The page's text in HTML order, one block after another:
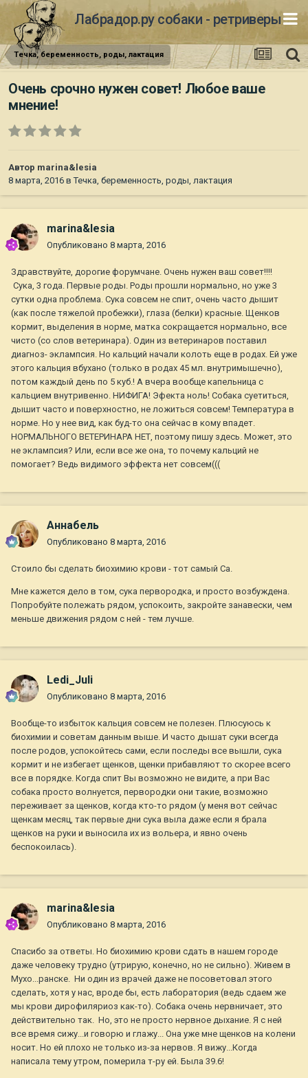
Лабрадор.ру собаки - ретриверы
Течка, беременность, роды, лактация
Очень срочно нужен совет! Любое ваше
мнение!
Автор marina&lesia
8 марта, 2016 вТечка, беременность, роды, лактация
marina&lesia
Опубликовано 8 марта, 2016
Здравствуйте, дорогие форумчане. Очень нужен ваш совет!!!!
Сука, 3 года. Первые роды. Роды прошли нормально, но уже 3
сутки одна проблема. Сука совсем не спит, очень часто дышит
(как после тяжелой пробежки), глаза (белки) красные. Щенков
кормит, выделения в норме, матка сокращается нормально, все
чисто (со слов ветеринара). Один из ветеринаров поставил
диагноз- эклампсия. Но кальций начали колоть еще в родах. Ей уже
этого кальция вбухано (только в родах 45 мл. внутримышечно),
потом каждый день по 5 куб.! А вчера вообще капельница с
кальцием внутривенно. НИФИГА! Эфекта ноль! Собака суетиться,
дышит часто и поверхностно, не ложиться совсем! Температура в
норме. Но у нее вид, как буд-то она сейчас в кому впадет.
НОРМАЛЬНОГО ВЕТЕРИНАРА НЕТ, поэтому пишу здесь. Может, это
не эклампсия? Или, если все же она, то почему кальций не
помогает? Ведь видимого эффекта нет совсем(((
Aннaбель
Опубликовано 8 марта, 2016
Стоило бы сделать биохимию крови - тот самый Са.
Мне кажется дело в том, сука первородка, и просто возбуждена.
Попробуйте полежать рядом, успокоить, закройте занавески, чем
меньше движения рядом с ней - тем лучше.
Ledi_Juli
Опубликовано 8 марта, 2016
Вообще-то избыток кальция совсем не полезен. Плюсуюсь к
биохимии и советам данным выше. И часто дышат суки всегда
после родов, успокойтесь сами, если последы все вышли, сука
кормит и не избегает щенков, щенки прибавляют то скорее всего
все в порядке. Когда спит Вы возможно не видите, а при Вас
собака просто волнуется, первородки они такие, возможно
переживает за щенков, когда кто-то рядом (у меня вот сейчас
щенкам месяц, так первые дни сука выла даже если я брала
щенков на руки и выносила их из вольера, и явно очень
беспокоилась).
marina&lesia
Опубликовано 8 марта, 2016
Спасибо за ответы. Но биохимию крови сдать в нашем городе
даже человеку трудно (утрирую, конечно, но не сильно). Живем в
Мухо...ранске. Ни один из врачей даже не посоветовал этого
сделать, хотя у нас, вроде бы, есть лаборатория (ведь сдаем же
мы крови дирофиляриоз как-то). Собака очень нервничает, это
действительно так. Но, это не просто нервное дыхание. Я с ней
все время сижу...и говорю и глажу... Она уже мне щенков на колени
носит. Но ей плохо не только из-за нервов. Я вижу...Когда
написала тему утром, померила т-ру ей. Была 39.6!